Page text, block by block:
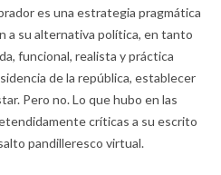
es una estrategia pragmática
a su alternativa política, en tanto
funcional, realista y práctica
de la república, establecer
Pero no. Lo que hubo en las
críticas a su escrito
pandilleresco virtual.